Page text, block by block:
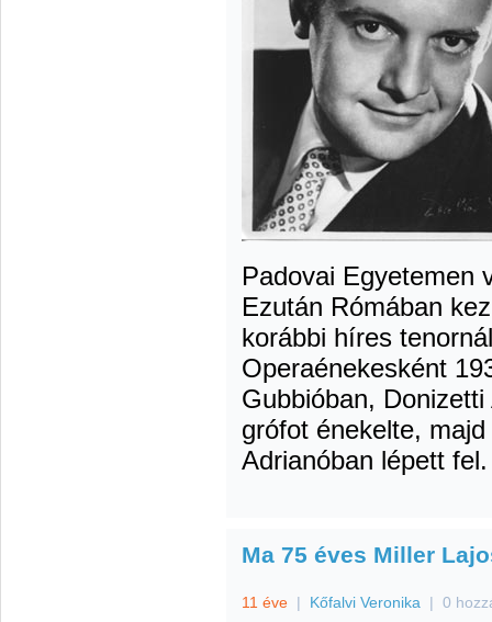
Padovai Egyetemen
Ezután Rómában
korábbi híres
Operaénekesként
Gubbióban,
grófot énekelte,
Adrianóban lépett fel.
Ma 75 éves Miller
11 éve | Kőfalvi Veronika | 0